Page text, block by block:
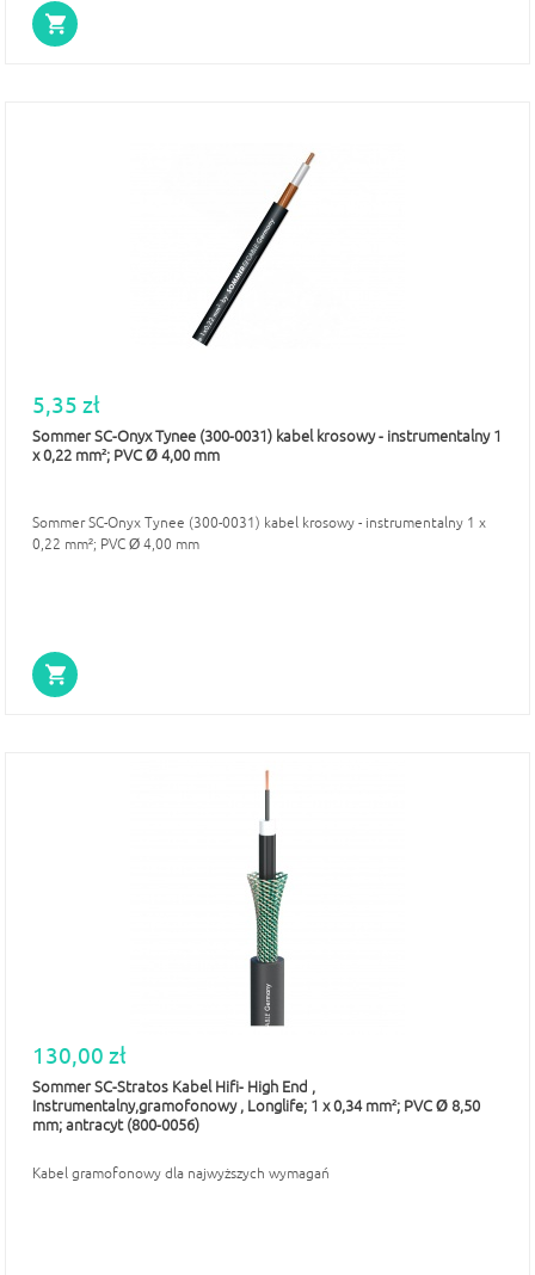
5,35 zł
Sommer SC-Onyx Tynee (300-0031) kabel krosowy - instrumentalny 1
x 0,22 mm²; PVC Ø 4,00 mm
Sommer SC-Onyx Tynee (300-0031) kabel krosowy - instrumentalny 1 x
0,22 mm²; PVC Ø 4,00 mm
130,00 zł
Sommer SC-Stratos Kabel Hifi- High End ,
Instrumentalny,gramofonowy , Longlife; 1 x 0,34 mm²; PVC Ø 8,50
mm; antracyt (800-0056)
Kabel gramofonowy dla najwyższych wymagań